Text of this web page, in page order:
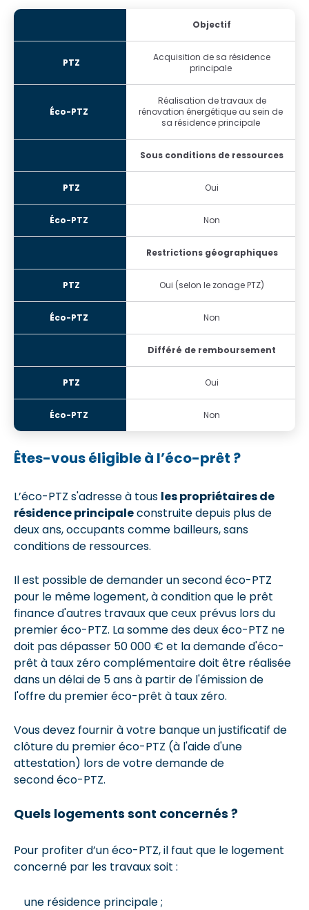
Objectif
Acquisition de sa résidence
principale
Réalisation de travaux de
rénovation énergétique au sein de
sa résidence principale
Sous conditions de ressources
Oui
Non
Restrictions géographiques
Oui (selon le zonage PTZ)
Non
Différé de remboursement
Oui
Non
Êtes-vous éligible à l’éco-prêt ?
L’éco-PTZ s'adresse à tous les propriétaires de
résidence principaleconstruite depuis plus de
deux ans, occupants comme bailleurs, sans
conditions de ressources.
Il est possible de demander un second éco-PTZ
pour le même logement, à condition que le prêt
finance d'autres travaux que ceux prévus lors du
premier éco-PTZ. La somme des deux éco-PTZ ne
doit pas dépasser 50 000 € et la demande d'éco-
prêt à taux zéro complémentaire doit être réalisée
dans un délai de 5 ans à partir de l'émission de
l'offre du premier éco-prêt à taux zéro.
Vous devez fournir à votre banque un justificatif de
clôture du premier éco-PTZ (à l'aide d'une
attestation) lors de votre demande de
second éco-PTZ.
Quels logements sont concernés ?
Pour profiter d’un éco-PTZ, il faut que le logement
concerné par les travaux soit :
une résidence principale ;